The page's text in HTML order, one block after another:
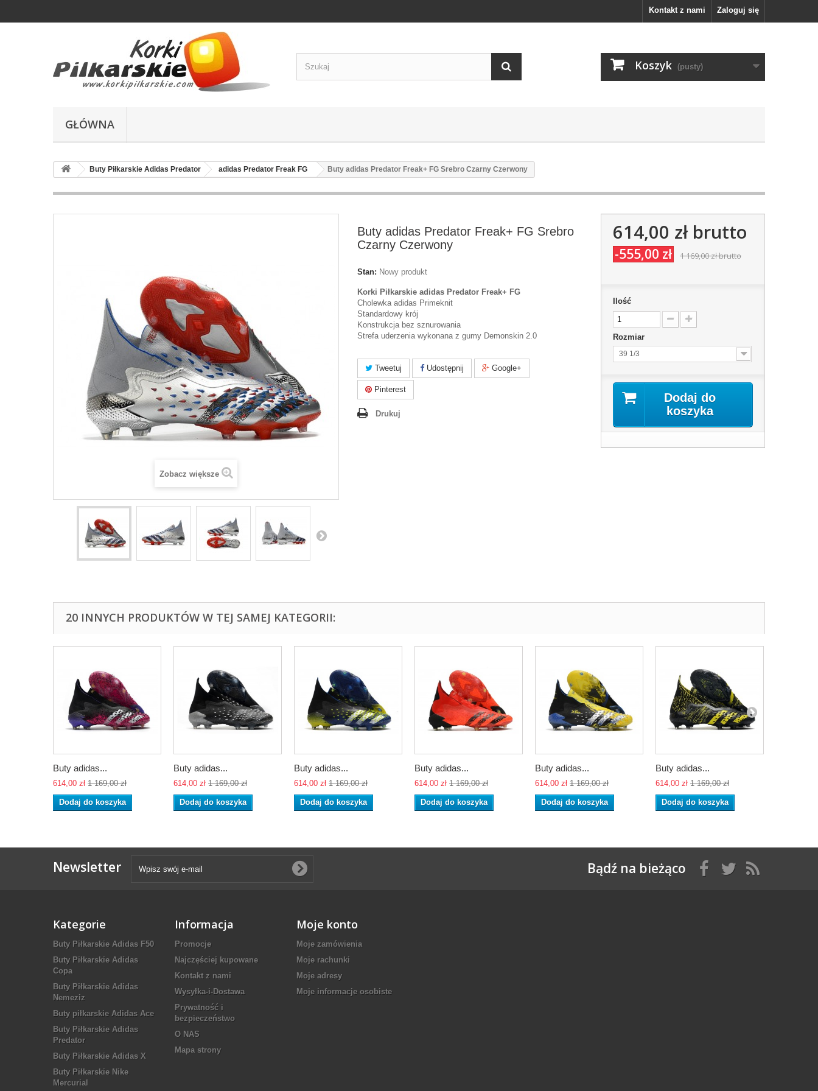
Zaloguj się
Kontakt z nami
Koszyk (pusty)
GŁÓWNA
Buty Piłkarskie Adidas Predator adidas Predator Freak FG Buty adidas Predator Freak+ FG Srebro Czarny Czerwony
Zobacz większe
Buty adidas Predator Freak+ FG Srebro
Czarny Czerwony
Stan: Nowy produkt
Korki Piłkarskie adidas Predator Freak+ FG
Cholewka adidas Primeknit
Standardowy krój
Konstrukcja bez sznurowania
Strefa uderzenia wykonana z gumy Demonskin 2.0
Tweetuj Udostępnij Google+
Pinterest
Drukuj
614,00 złbrutto
-555,00 zł 1 169,00 złbrutto
Ilość
Rozmiar
39 1/3
Dodaj do
koszyka
20 INNYCH PRODUKTÓW W TEJ SAMEJ KATEGORII:
Buty adidas...
614,00 zł 1 169,00 zł
Dodaj do koszyka
Buty adidas...
614,00 zł 1 169,00 zł
Dodaj do koszyka
Buty adidas...
614,00 zł 1 169,00 zł
Dodaj do koszyka
Buty adidas...
614,00 zł 1 169,00 zł
Dodaj do koszyka
Buty adidas...
614,00 zł 1 169,00 zł
Dodaj do koszyka
Buty adidas...
614,00 zł 1 169,00 zł
Dodaj do koszyka
Newsletter Bądź na bieżąco
Kategorie
Buty Piłkarskie Adidas F50
Buty Piłkarskie Adidas
Copa
Buty Piłkarskie Adidas
Nemeziz
Buty piłkarskie Adidas Ace
Buty Piłkarskie Adidas
Predator
Buty Piłkarskie Adidas X
Buty Piłkarskie Nike
Mercurial
Informacja
Promocje
Najczęściej kupowane
Kontakt z nami
Wysyłka-i-Dostawa
Prywatność i
bezpieczeństwo
O NAS
Mapa strony
Moje konto
Moje zamówienia
Moje rachunki
Moje adresy
Moje informacje osobiste